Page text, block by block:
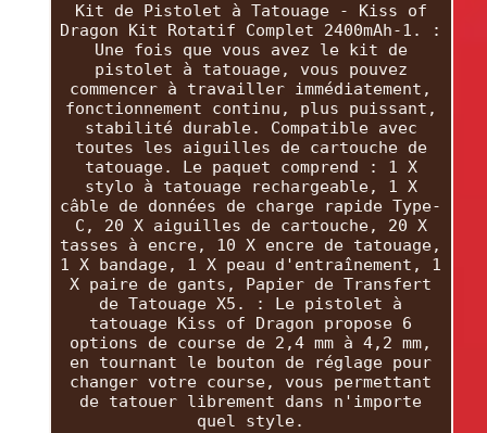
Kit de Pistolet à Tatouage - Kiss of
Dragon Kit Rotatif Complet 2400mAh-1. :
Une fois que vous avez le kit de
pistolet à tatouage, vous pouvez
commencer à travailler immédiatement,
fonctionnement continu, plus puissant,
stabilité durable. Compatible avec
toutes les aiguilles de cartouche de
tatouage. Le paquet comprend : 1 X
stylo à tatouage rechargeable, 1 X
câble de données de charge rapide Type-
C, 20 X aiguilles de cartouche, 20 X
tasses à encre, 10 X encre de tatouage,
1 X bandage, 1 X peau d'entraînement, 1
X paire de gants, Papier de Transfert
de Tatouage X5. : Le pistolet à
tatouage Kiss of Dragon propose 6
options de course de 2,4 mm à 4,2 mm,
en tournant le bouton de réglage pour
changer votre course, vous permettant
de tatouer librement dans n'importe
quel style.